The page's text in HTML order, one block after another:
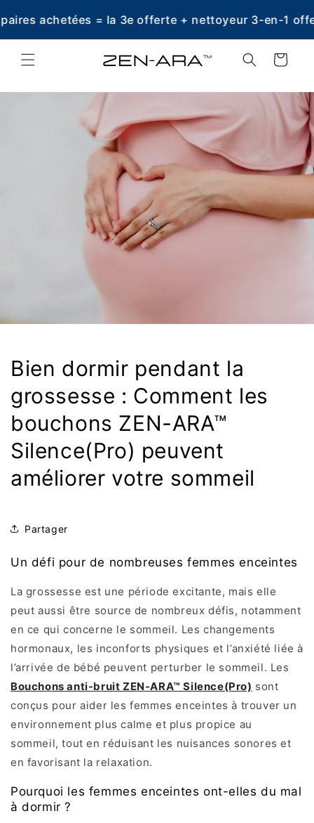
passer
au
contenu
achetées = la 3e offerte + nettoyeur 3-en-1
Panier
Bien dormir pendant la
grossesse : Comment les
bouchons ZEN-ARA™
Silence(Pro) peuvent
améliorer votre sommeil
Partager
Un défi pour de nombreuses femmes enceintes
La grossesse est une période excitante, mais elle
peut aussi être source de nombreux défis, notamment
en ce qui concerne le sommeil. Les changements
hormonaux, les inconforts physiques et l’anxiété liée à
l’arrivée de bébé peuvent perturber le sommeil. Les
Bouchons anti-bruit ZEN-ARA™ Silence(Pro) sont
conçus pour aider les femmes enceintes à trouver un
environnement plus calme et plus propice au
sommeil, tout en réduisant les nuisances sonores et
en favorisant la relaxation.
Pourquoi les femmes enceintes ont-elles du mal
à dormir ?